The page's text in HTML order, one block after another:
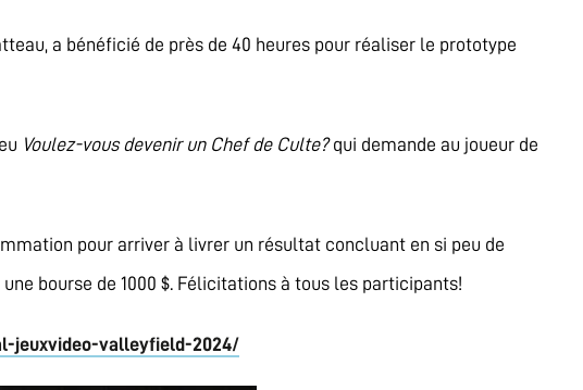
a bénéficié de près de 40 heures pour réaliser le prototype
Voulez-vous devenir un Chef de Culte?qui demande au joueur de
pour arriver à livrer un résultat concluant en si peu de
bourse de 1000 $. Félicitations à tous les participants!
jeuxvideo-valleyfield-2024/